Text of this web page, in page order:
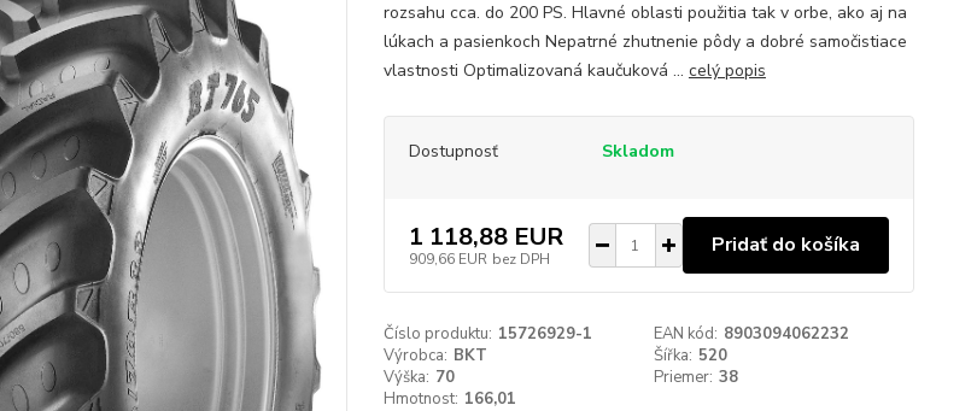
rozsahu cca. do 200 PS. Hlavné oblasti použitia tak v orbe, ako aj na
lúkach a pasienkoch Nepatrné zhutnenie pôdy a dobré samočistiace
vlastnosti Optimalizovaná kaučuková ... celý popis
Dostupnosť Skladom
1 118,88 EUR
909,66 EUR bez DPH
Pridať do košíka
Číslo produktu: 15726929-1 EAN kód: 8903094062232
Výrobca: BKT Šířka: 520
Výška: 70 Priemer: 38
Hmotnost: 166,01